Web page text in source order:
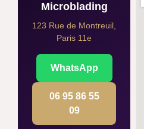
Microblading
123 Rue de Montreuil,
Paris 11e
WhatsApp
06 95 86 55
09